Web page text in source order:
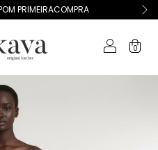
PRIMEIRACOMPRA
0